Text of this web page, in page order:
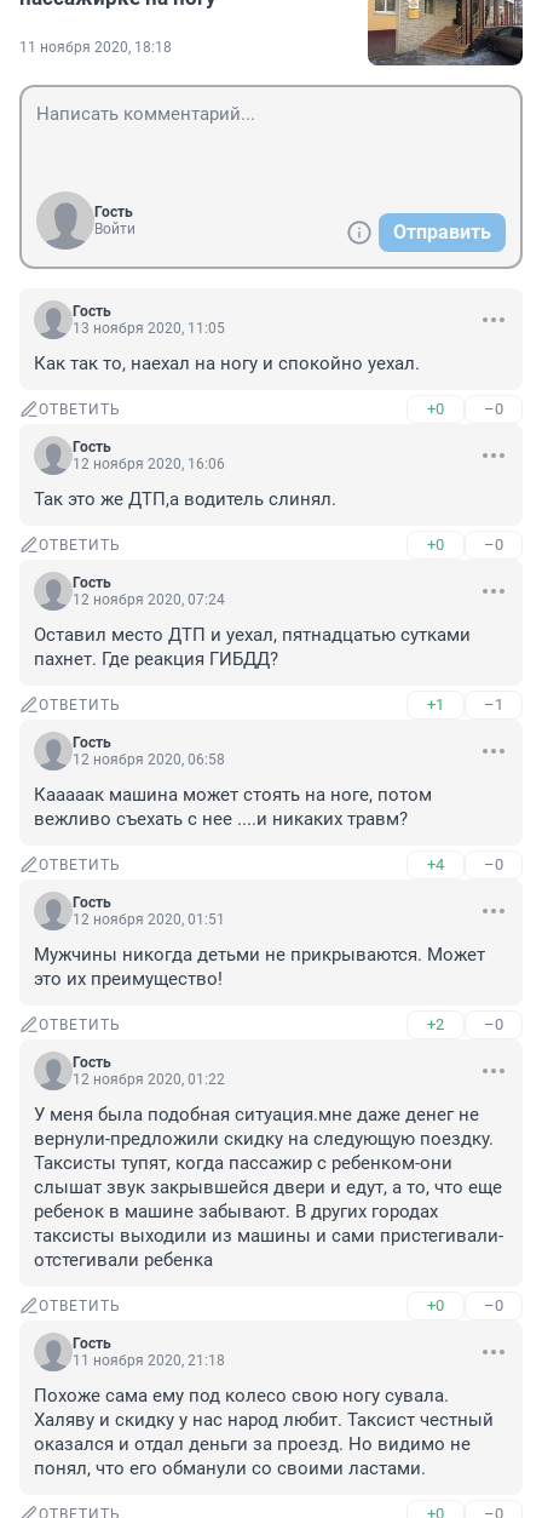
11 ноября 2020, 18:18
Гость
Войти
Отправить
Гость
13 ноября 2020, 11:05
Как так то, наехал на ногу и спокойно уехал.
ОТВЕТИТЬ +0 –0
Гость
12 ноября 2020, 16:06
Так это же ДТП,а водитель слинял.
ОТВЕТИТЬ +0 –0
Гость
12 ноября 2020, 07:24
Оставил место ДТП и уехал, пятнадцатью сутками
пахнет. Где реакция ГИБДД?
ОТВЕТИТЬ +1 –1
Гость
12 ноября 2020, 06:58
Кааааак машина может стоять на ноге, потом
вежливо съехать с нее ....и никаких травм?
ОТВЕТИТЬ +4 –0
Гость
12 ноября 2020, 01:51
Мужчины никогда детьми не прикрываются. Может
это их преимущество!
ОТВЕТИТЬ +2 –0
Гость
12 ноября 2020, 01:22
У меня была подобная ситуация.мне даже денег не
вернули-предложили скидку на следующую поездку.
Таксисты тупят, когда пассажир с ребенком-они
слышат звук закрывшейся двери и едут, а то, что еще
ребенок в машине забывают. В других городах
таксисты выходили из машины и сами пристегивали-
отстегивали ребенка
ОТВЕТИТЬ +0 –0
Гость
11 ноября 2020, 21:18
Похоже сама ему под колесо свою ногу сувала.
Халяву и скидку у нас народ любит. Таксист честный
оказался и отдал деньги за проезд. Но видимо не
понял, что его обманули со своими ластами.
ОТВЕТИТЬ +0 –0